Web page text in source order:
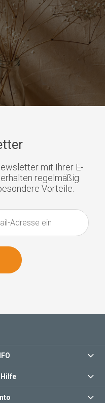
mit Ihrer E-
regelmäßig
Vorteile.